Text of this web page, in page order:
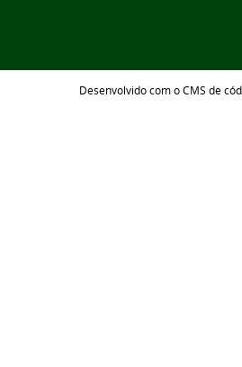
Desenvolvido com o CMS de